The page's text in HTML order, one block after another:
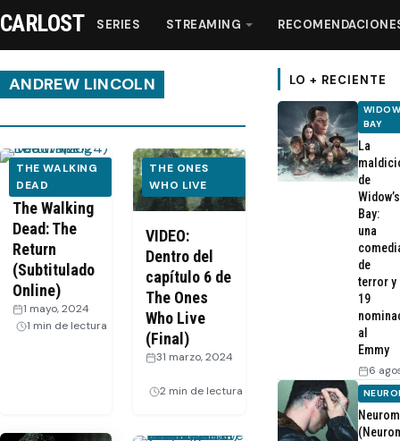
Streaming
Recomendaciones
Videos
Webisodios
CARLOST SERIES STREAMING
ANDREW LINCOLN
THE WALKING
DEAD
Documental
The Walking
Dead: The
Return
(Subtitulado
Online)
1 mayo, 2024
1 min de lectura
THE ONES
WHO LIVE
VIDEO:
Dentro del
capítulo 6 de
The Ones
Who Live
(Final)
31 marzo, 2024
2 min de lectura
LO + RECIENTE
BAY
La
de
Widow’s
Bay:
una
de
terror y
19
al
Emmy
6